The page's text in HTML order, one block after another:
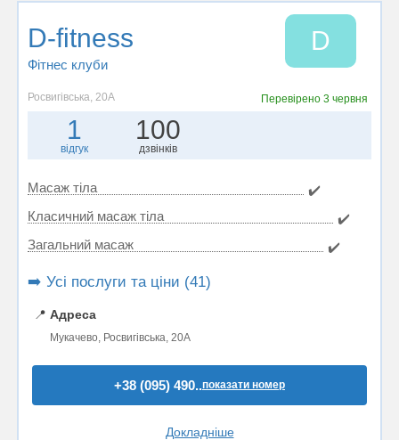
D-fitness
Фітнес клуби
D
Росвигівська, 20А Перевірено 3 червня
1
відгук
100
дзвінків
Масаж тіла
✔️
Класичний масаж тіла
✔️
Загальний масаж
✔️
➡️ Усі послуги та ціни (41)
📍 Адреса
Мукачево, Росвигівська, 20А
+38 (095) 490..показати номер
Докладніше